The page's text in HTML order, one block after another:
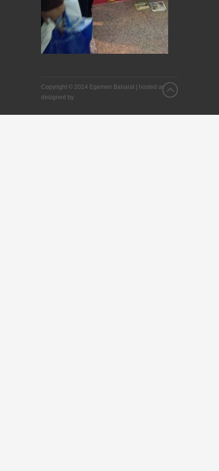
Copyright © 2014 Egemen Baharat |
hosted and
designed by